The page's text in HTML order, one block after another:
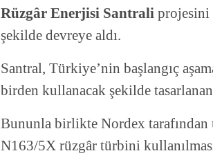
Rüzgâr Enerjisi Santrali projesini
şekilde devreye aldı.
Santral, Türkiye’nin başlangıç
birden kullanacak şekilde
Bununla birlikte Nordex
N163/5X rüzgâr türbini